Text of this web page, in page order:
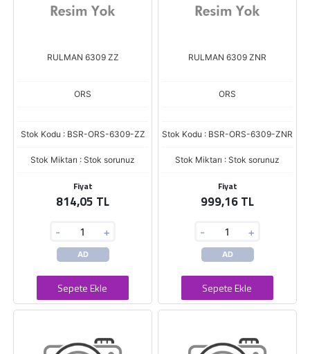
RULMAN 6309 ZZ
ORS
Stok Kodu : BSR-ORS-6309-ZZ
Stok Miktarı : Stok sorunuz
Fiyat
814,05 TL
- +
AD
Sepete Ekle
RULMAN 6309 ZNR
ORS
Stok Kodu : BSR-ORS-6309-ZNR
Stok Miktarı : Stok sorunuz
Fiyat
999,16 TL
- +
AD
Sepete Ekle